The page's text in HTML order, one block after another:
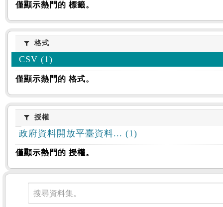
僅顯示熱門的 標籤。
格式格式
CSV (1)
僅顯示熱門的 格式。
授權授權
政府資料開放平臺資料... (1)
僅顯示熱門的 授權。
資料集
搜尋資料集。